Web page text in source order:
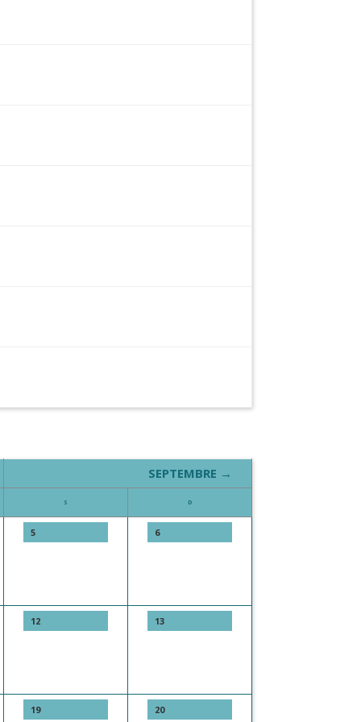
SEPTEMBRE →
S D
5 6
12 13
19 20